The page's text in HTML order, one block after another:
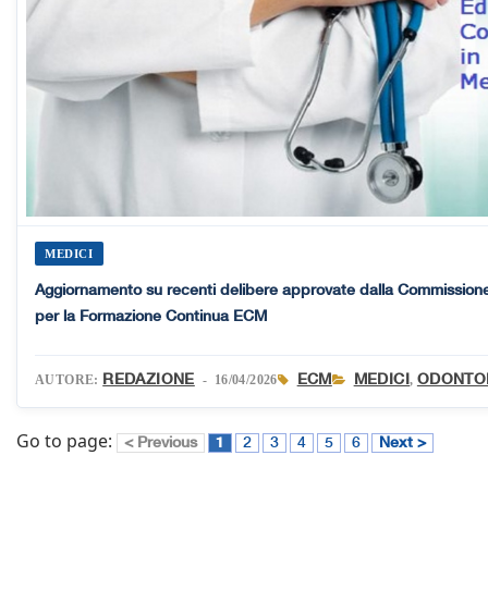
MEDICI
Aggiornamento su recenti delibere approvate dalla
per la Formazione Continua ECM
AUTORE: REDAZIONE - 16/04/2026 ECM MEDICI,
Go to page: < Previous 1 2 3 4 5 6 Next >